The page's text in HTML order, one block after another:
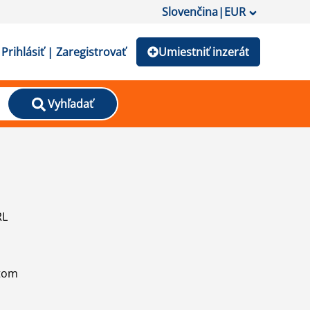
Slovenčina|EUR
Prihlásiť | Zaregistrovať Umiestniť inzerát
Vyhľadať